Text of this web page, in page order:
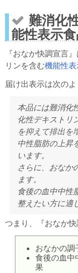
難消化
能性表示
『おなか快調宣言
リンを含む機能性
届け出表示は次のよ
本品には難消化
化性デキストリ
を抑えて排出を
中性脂肪の上昇
います。
さらに、おなか
ます。
食後の血中中性
整えたい方に適
つまり、『おなか
おなかの調
食後の血中
果